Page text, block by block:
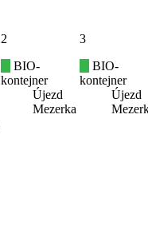
2
BIO-
kontejner
Újezd
Mezerka
3
BIO-
kontejner
Újezd